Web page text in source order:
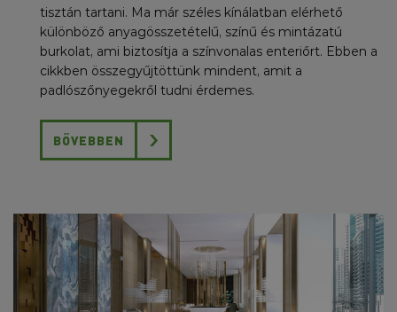
tisztán tartani. Ma már széles kínálatban elérhető
különböző anyagösszetételű, színű és mintázatú
burkolat, ami biztosítja a színvonalas enteriőrt. Ebben a
cikkben összegyűjtöttünk mindent, amit a
padlószőnyegekről tudni érdemes.
BŐVEBBEN